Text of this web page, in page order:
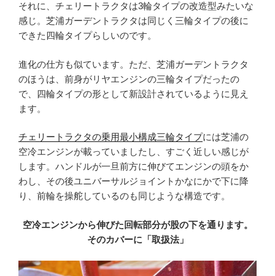
それに、チェリートラクタは3輪タイプの改造型みたいな
感じ。芝浦ガーデントラクタは同じく三輪タイプの後に
できた四輪タイプらしいのです。
進化の仕方も似ています。ただ、芝浦ガーデントラクタ
のほうは、前身がリヤエンジンの三輪タイプだったの
で、四輪タイプの形として新設計されているように見え
ます。
チェリートラクタの乗用最小構成三輪タイプには芝浦の
空冷エンジンが載っていましたし、すごく近しい感じが
します。ハンドルが一旦前方に伸びてエンジンの頭をか
わし、その後ユニバーサルジョイントかなにかで下に降
り、前輪を操舵しているのも同じような構造です。
空冷エンジンから伸びた回転部分が股の下を通ります。
そのカバーに「取扱法」